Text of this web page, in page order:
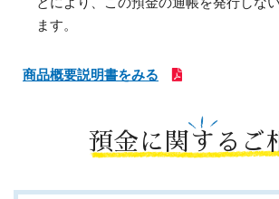
ます。
商品概要説明書をみる
預金に関するご